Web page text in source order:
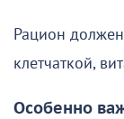
Рацион
клетчаткой,
Особенно